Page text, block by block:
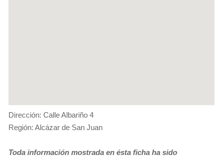
Dirección: Calle Albariño 4
Región: Alcázar de San Juan
Toda información mostrada en ésta ficha ha sido